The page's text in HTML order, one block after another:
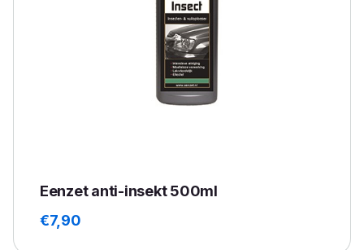
Eenzet anti-insekt 500ml
€7,90